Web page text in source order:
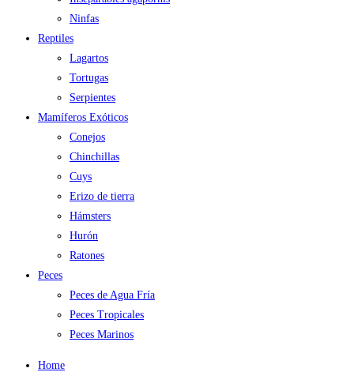
Ninfas
Reptiles
Lagartos
Tortugas
Serpientes
Mamíferos Exóticos
Conejos
Chinchillas
Cuys
Erizo de tierra
Hámsters
Hurón
Ratones
Peces
Peces de Agua Fría
Peces Tropicales
Peces Marinos
Home